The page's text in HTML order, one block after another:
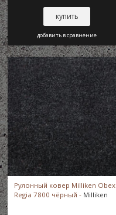
купить
добавить в сравнение
Рулонный ковер Milliken Obex
Regia 7800 чёрный - Milliken